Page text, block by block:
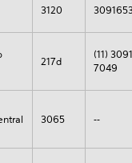
3120
217d
(11)
7049
3065 --